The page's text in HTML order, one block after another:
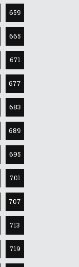
659
665
671
677
683
689
695
701
707
713
719